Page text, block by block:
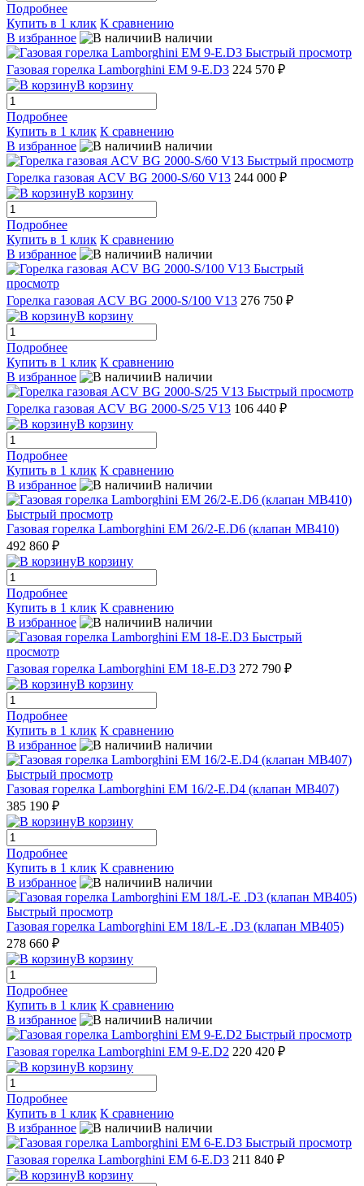
Подробнее
Купить в 1 клик К сравнению
В избранное
В наличии
Быстрый просмотр
Газовая горелка Lamborghini EM 9-E.D3 224 570 ₽
В корзину
Подробнее
Купить в 1 клик К сравнению
В избранное
В наличии
Быстрый просмотр
Горелка газовая ACV BG 2000-S/60 V13 244 000 ₽
В корзину
Подробнее
Купить в 1 клик К сравнению
В избранное
В наличии
Быстрый
просмотр
Горелка газовая ACV BG 2000-S/100 V13 276 750 ₽
В корзину
Подробнее
Купить в 1 клик К сравнению
В избранное
В наличии
Быстрый просмотр
Горелка газовая ACV BG 2000-S/25 V13 106 440 ₽
В корзину
Подробнее
Купить в 1 клик К сравнению
В избранное
В наличии
Быстрый просмотр
Газовая горелка Lamborghini EM 26/2-E.D6 (клапан MB410)
492 860 ₽
В корзину
Подробнее
Купить в 1 клик К сравнению
В избранное
В наличии
Быстрый
просмотр
Газовая горелка Lamborghini EM 18-E.D3 272 790 ₽
В корзину
Подробнее
Купить в 1 клик К сравнению
В избранное
В наличии
Быстрый просмотр
Газовая горелка Lamborghini EM 16/2-E.D4 (клапан MB407)
385 190 ₽
В корзину
Подробнее
Купить в 1 клик К сравнению
В избранное
В наличии
Быстрый просмотр
Газовая горелка Lamborghini EM 18/L-E .D3 (клапан MB405)
278 660 ₽
В корзину
Подробнее
Купить в 1 клик К сравнению
В избранное
В наличии
Быстрый просмотр
Газовая горелка Lamborghini EM 9-E.D2 220 420 ₽
В корзину
Подробнее
Купить в 1 клик К сравнению
В избранное
В наличии
Быстрый просмотр
Газовая горелка Lamborghini EM 6-E.D3 211 840 ₽
В корзину